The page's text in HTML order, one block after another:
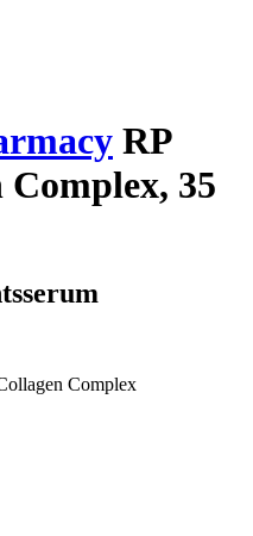
RP
35
Complex